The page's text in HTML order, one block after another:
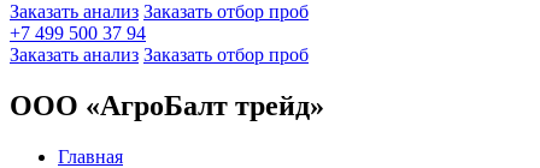
Заказать анализ Заказать отбор проб
+7 499 500 37 94
Заказать анализ Заказать отбор проб
ООО «АгроБалт трейд»
Главная